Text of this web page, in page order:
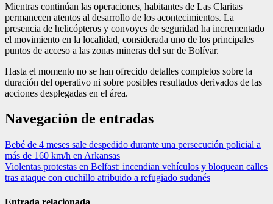
Mientras continúan las operaciones, habitantes de Las Claritas
permanecen atentos al desarrollo de los acontecimientos. La
presencia de helicópteros y convoyes de seguridad ha incrementado
el movimiento en la localidad, considerada uno de los principales
puntos de acceso a las zonas mineras del sur de Bolívar.
Hasta el momento no se han ofrecido detalles completos sobre la
duración del operativo ni sobre posibles resultados derivados de las
acciones desplegadas en el área.
Navegación de entradas
Bebé de 4 meses sale despedido durante una persecución policial a
más de 160 km/h en Arkansas
Violentas protestas en Belfast: incendian vehículos y bloquean calles
tras ataque con cuchillo atribuido a refugiado sudanés
Entrada relacionada